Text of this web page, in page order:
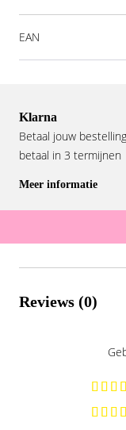
EAN
Klarna
Betaal jouw
betaal in 3 termijnen
Meer informatie
Reviews (0)